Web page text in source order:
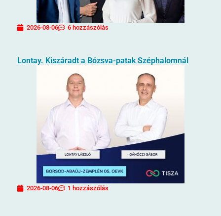
2026-08-06 6 hozzászólás
Lontay. Kiszáradt a Bózsva-patak Széphalomnál
2026-08-06 1 hozzászólás